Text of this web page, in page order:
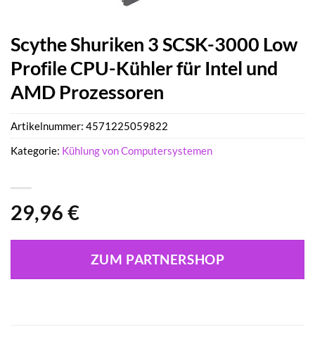
Scythe Shuriken 3 SCSK-3000 Low
Profile CPU-Kühler für Intel und
AMD Prozessoren
29,96 €
ZUM PARTNERSHOP
Artikelnummer: 4571225059822
Kategorie: Kühlung von Computersystemen